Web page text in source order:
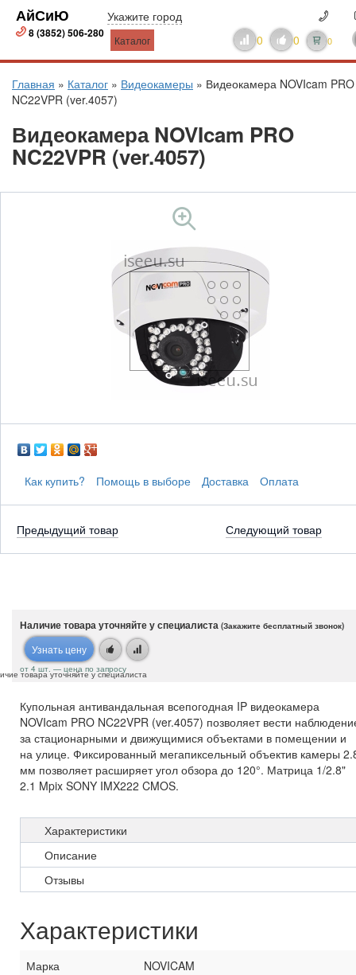
АйСиЮ
8 (3852) 506-280
Укажите город
Каталог 0 0 0
Главная » Каталог » Видеокамеры » Видеокамера NOVIcam PRO
NC22VPR (ver.4057)
Видеокамера NOVIcam PRO
NC22VPR (ver.4057)
Как купить? Помощь в выборе Доставка Оплата
Следующий товар
Предыдущий товар
Наличие товара уточняйте у специалиста (Закажите бесплатный звонок)
Узнать цену
товара уточняйте у специалиста
от 4 шт. — цена по запросу
Купольная антивандальная всепогодная IP видеокамера
NOVIcam PRO NC22VPR (ver.4057) позволяет вести
за стационарными и движущимися объектами в помещении и
на улице. Фиксированный мегапиксельный объектив камеры
мм позволяет расширяет угол обзора до 120°. Матрица 1/2.8"
2.1 Mpix SONY IMX222 CMOS.
Характеристики
Описание
Отзывы
Характеристики
Марка
NOVICAM